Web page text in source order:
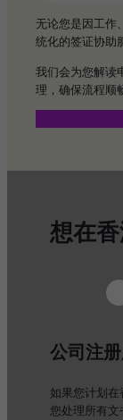
无论您是因工作
统化的签证协助
我们会为您解读
理，确保流程顺
想在
公司注
如果您计划
您处理所有文